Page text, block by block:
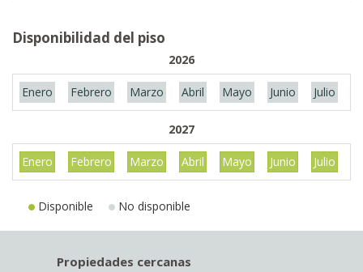
Disponibilidad del piso
2026
Enero Febrero Marzo Abril Mayo Junio Julio
2027
Enero Febrero Marzo Abril Mayo Junio Julio
Disponible No disponible
Propiedades cercanas